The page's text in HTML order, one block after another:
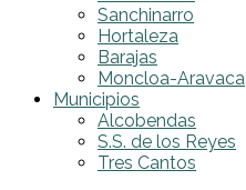
Sanchinarro
Hortaleza
Barajas
Moncloa-Aravaca
Municipios
Alcobendas
S.S. de los Reyes
Tres Cantos